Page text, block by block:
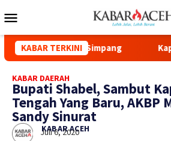
KABAR TERKINI
Syuhada Kuala Simpang
KABAR DAERAH
Bupati Shabel, Sambut
Tengah Yang Baru, AKBP
Sandy Sinurat
KABAR ACEH
Juli 6, 2020